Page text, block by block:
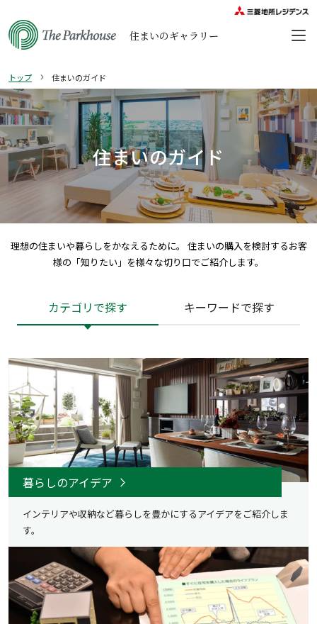
住まいのギャラリー
トップ 住まいのガイド
住まいのガイド
理想の住まいや暮らしをかなえるために。
住まいの購入を検討するお客
様の「知りたい」を様々な切り口でご紹介します。
カテゴリで探す キーワードで探す
暮らしのアイデア
インテリアや収納など暮らしを豊かにするアイデアをご紹介しま
す。